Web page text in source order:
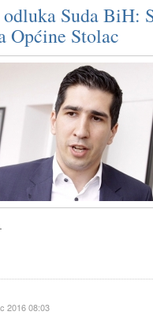
odluka Suda BiH:
Općine Stolac
2016 08:03